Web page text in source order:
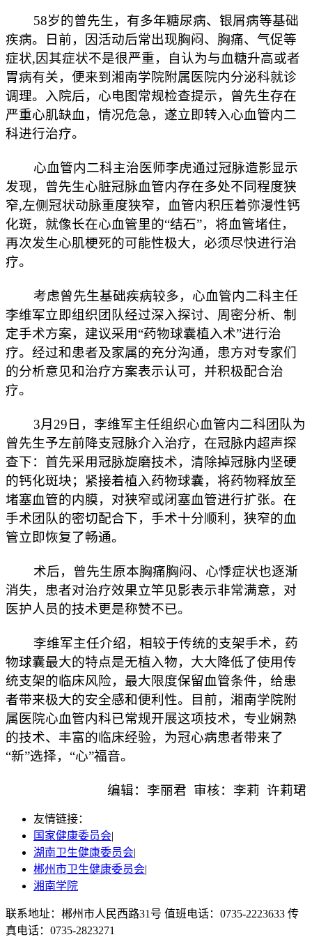
58岁的曾先生，有多年糖尿病、银屑病等基础
疾病。日前，因活动后常出现胸闷、胸痛、气促等
症状,因其症状不是很严重，自认为与血糖升高或者
胃病有关，便来到湘南学院附属医院内分泌科就诊
调理。入院后，心电图常规检查提示，曾先生存在
严重心肌缺血，情况危急，遂立即转入心血管内二
科进行治疗。
心血管内二科主治医师李虎通过冠脉造影显示
发现，曾先生心脏冠脉血管内存在多处不同程度狭
窄,左侧冠状动脉重度狭窄，血管内积压着弥漫性钙
化斑，就像长在心血管里的“结石”，将血管堵住，
再次发生心肌梗死的可能性极大，必须尽快进行治
疗。
考虑曾先生基础疾病较多，心血管内二科主任
李维军立即组织团队经过深入探讨、周密分析、制
定手术方案，建议采用“药物球囊植入术”进行治
疗。经过和患者及家属的充分沟通，患方对专家们
的分析意见和治疗方案表示认可，并积极配合治
疗。
3月29日，李维军主任组织心血管内二科团队为
曾先生予左前降支冠脉介入治疗，在冠脉内超声探
查下：首先采用冠脉旋磨技术，清除掉冠脉内坚硬
的钙化斑块；紧接着植入药物球囊，将药物释放至
堵塞血管的内膜，对狭窄或闭塞血管进行扩张。在
手术团队的密切配合下，手术十分顺利，狭窄的血
管立即恢复了畅通。
术后，曾先生原本胸痛胸闷、心悸症状也逐渐
消失，患者对治疗效果立竿见影表示非常满意，对
医护人员的技术更是称赞不已。
李维军主任介绍，相较于传统的支架手术，药
物球囊最大的特点是无植入物，大大降低了使用传
统支架的临床风险，最大限度保留血管条件，给患
者带来极大的安全感和便利性。目前，湘南学院附
属医院心血管内科已常规开展这项技术，专业娴熟
的技术、丰富的临床经验，为冠心病患者带来了
“新”选择，“心”福音。
编辑：李丽君 审核：李莉 许莉珺
友情链接：
国家健康委员会|
湖南卫生健康委员会|
郴州市卫生健康委员会|
湘南学院
联系地址：郴州市人民西路31号 值班电话：0735-2223633 传
真电话：0735-2823271